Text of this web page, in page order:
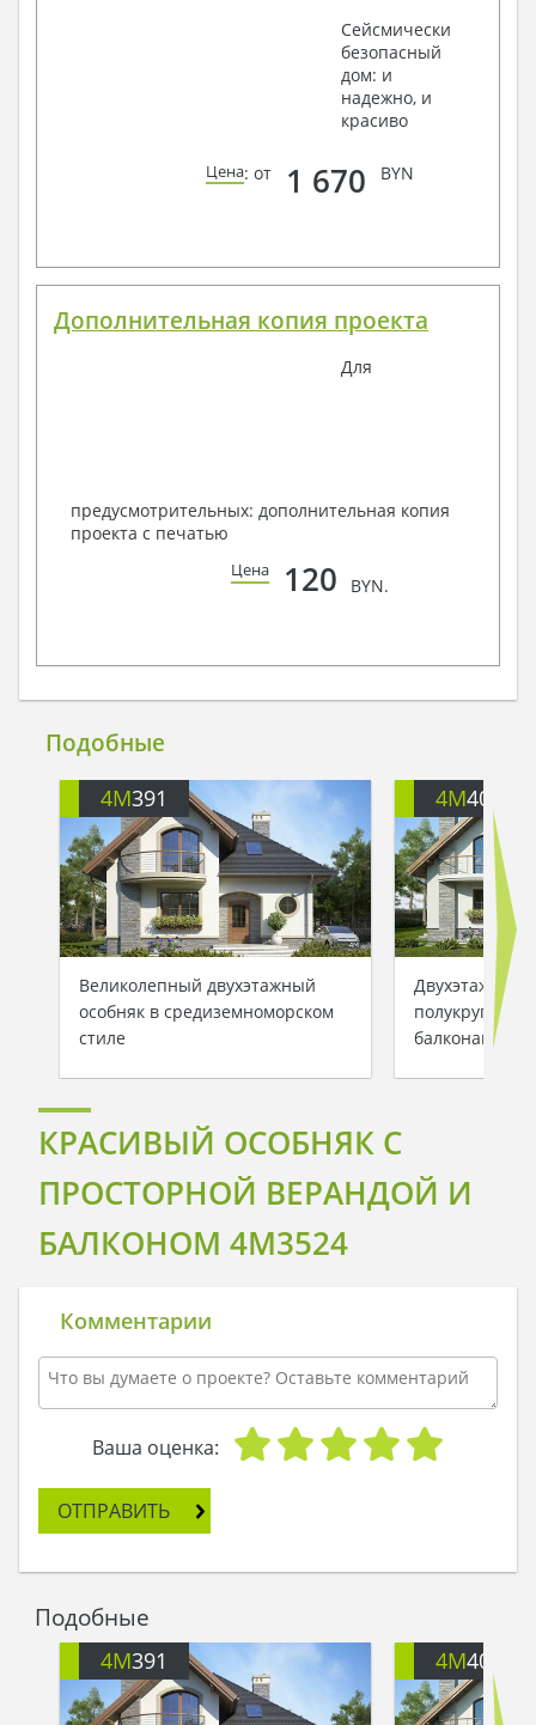
Сейсмически
безопасный
дом: и
надежно, и
красиво
Цена: от 1 670 BYN
Дополнительная копия проекта
Для
предусмотрительных: дополнительная копия
проекта с печатью
Цена 120 BYN.
Подобные
4M391
Великолепный двухэтажный
особняк в средиземноморском
стиле
4M401
Двухэтажный
балконами
КРАСИВЫЙ ОСОБНЯК С
ПРОСТОРНОЙ ВЕРАНДОЙ И
БАЛКОНОМ 4M3524
Комментарии
Ваша оценка:
ОТПРАВИТЬ
Подобные
4M391 4M401